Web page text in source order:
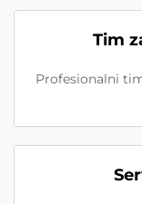
Tim
Profesionalni